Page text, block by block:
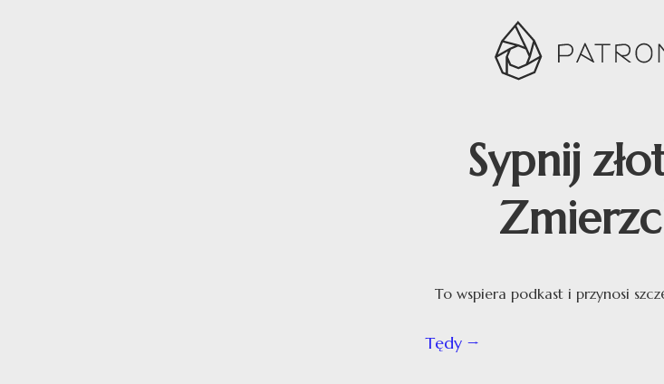
Sypnij
To wspiera podkast i przynosi
Tędy